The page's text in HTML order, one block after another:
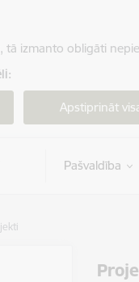
tā izmanto obligāti
Apstiprināt
Pašvaldība